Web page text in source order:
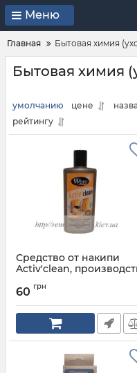
Меню
Главная Бытовая химия
Бытовая химия
умолчанию цене
рейтингу
Средство от накипи
Activ'clean,
480181700024
Артикул: 480181700024
60 грн